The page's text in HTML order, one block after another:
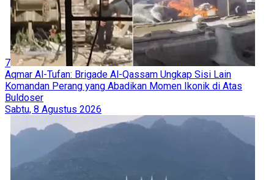
7
Aqmar Al-Tufan: Brigade Al-Qassam Ungkap Sisi Lain
Komandan Perang yang Abadikan Momen Ikonik di Atas
Buldoser
Sabtu, 8 Agustus 2026